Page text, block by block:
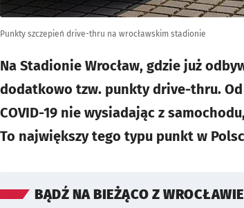
Punkty szczepień drive-thru na wrocławskim stadionie
Na Stadionie Wrocław, gdzie już
dodatkowo tzw. punkty drive-thru.
COVID-19 nie wysiadając z
To największy tego typu punkt w
BĄDŹ NA BIEŻĄCO Z